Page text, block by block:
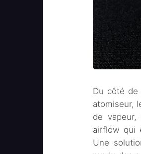
Du côté de
atomiseur,
de
airflow qui
Une